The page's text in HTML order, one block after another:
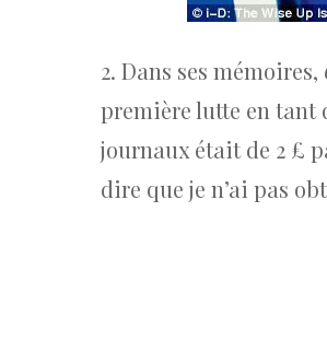
2. Dans ses mémoires,
première lutte en tant
journaux était de 2 £
dire que je n’ai pas